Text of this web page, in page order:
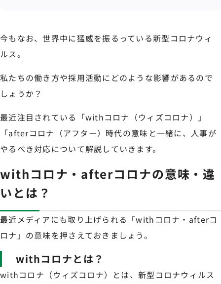
今もなお、世界中に猛威を振るっている新型コロナウィ
ルス。
私たちの働き方や採用活動にどのような影響があるので
しょうか？
最近注目されている「withコロナ（ウィズコロナ）」
「afterコロナ（アフター）時代の意味と一緒に、人事が
やるべき対応について解説していきます。
withコロナ・afterコロナの意味・違
いとは？
最近メディアにも取り上げられる「withコロナ・afterコ
ロナ」の意味を押さえておきましょう。
withコロナとは？
withコロナ（ウィズコロナ）とは、新型コロナウィルス